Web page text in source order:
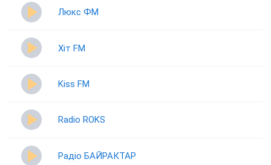
Люкс ФМ
Хіт FM
Kiss FM
Radio ROKS
Радіо БАЙРАКТАР